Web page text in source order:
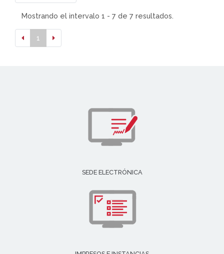
Mostrando el intervalo 1 - 7 de 7 resultados.
1
SEDE ELECTRÓNICA